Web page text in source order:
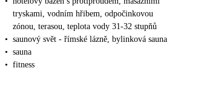
tryskami, vodním hřibem, odpočinkovou
zónou, terasou, teplota vody 31-32 stupňů
• saunový svět - římské lázně, bylinková sauna
• sauna
• fitness